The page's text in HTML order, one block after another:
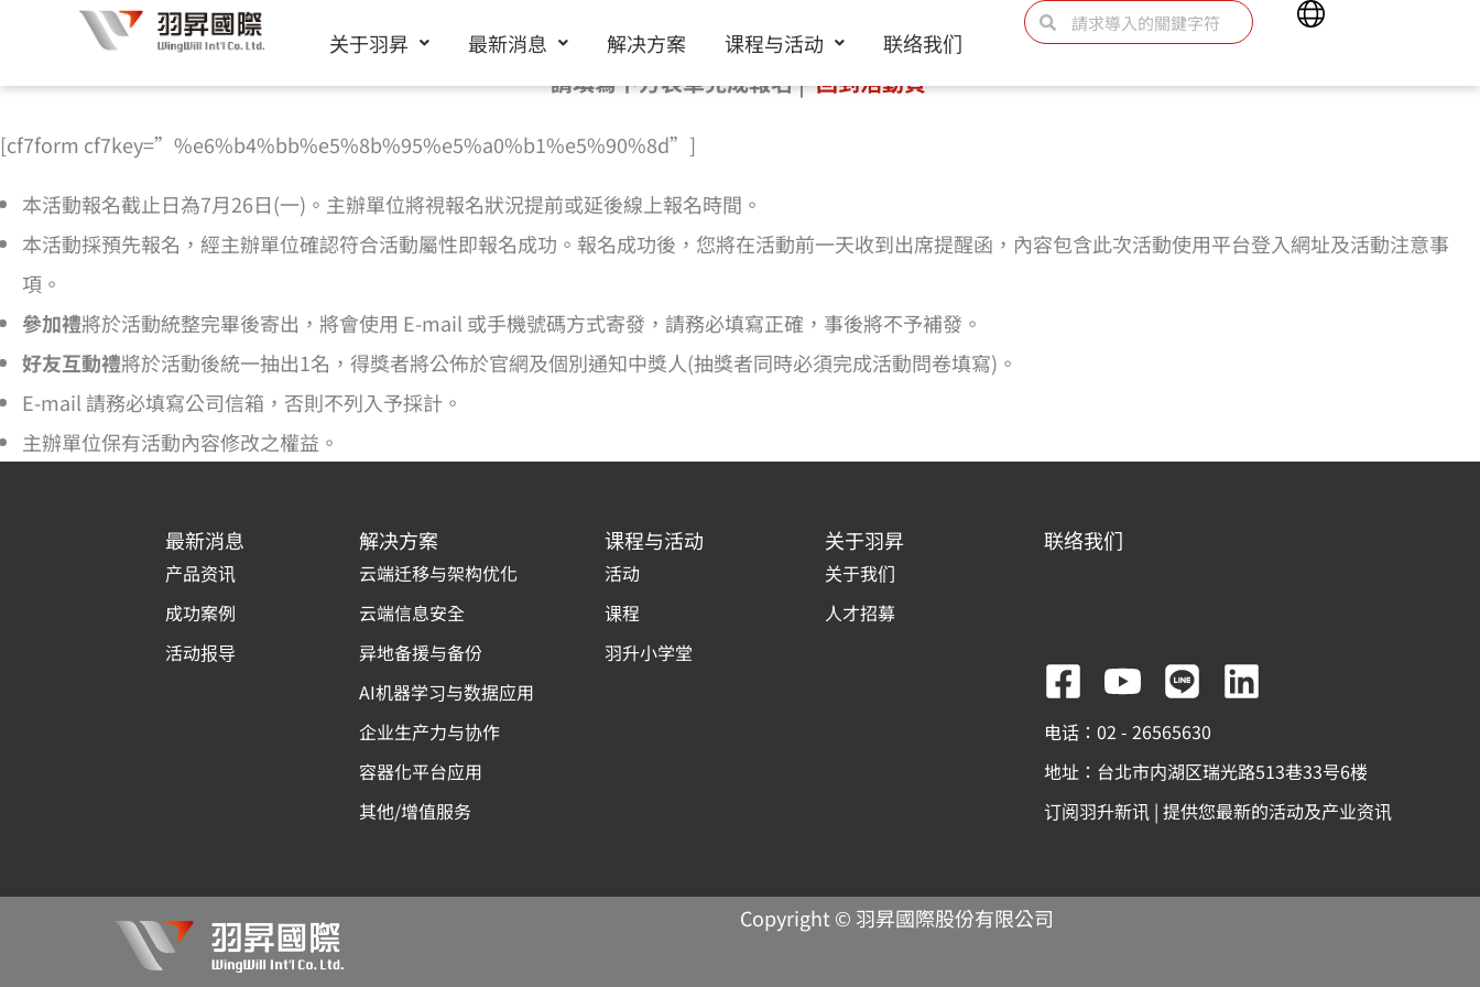
内
容
关于羽昇 最新消息 解决方案 课程与活动 联络我们
SearchSearch
Main
請填寫下方表單完成報名 |回到活動頁
[cf7form cf7key=”%e6%b4%bb%e5%8b%95%e5%a0%b1%e5%90%8d”]
本活動報名截止日為7月26日(一)。主辦單位將視報名狀況提前或延後線上報名時間。
本活動採預先報名，經主辦單位確認符合活動屬性即報名成功。報名成功後，您將在活動前一天收到出席提醒函，內容包含此次活動使用平台登入網址及活動注意事
項。
參加禮將於活動統整完畢後寄出，將會使用 E-mail 或手機號碼方式寄發，請務必填寫正確，事後將不予補發。
好友互動禮將於活動後統一抽出1名，得獎者將公佈於官網及個別通知中獎人(抽獎者同時必須完成活動問卷填寫)。
E-mail 請務必填寫公司信箱，否則不列入予採計。
主辦單位保有活動內容修改之權益。
最新消息
产品资讯
成功案例
活动报导
解决方案
云端迁移与架构优化
云端信息安全
异地备援与备份
AI机器学习与数据应用
企业生产力与协作
容器化平台应用
其他/增值服务
课程与活动
活动
课程
羽升小学堂
关于羽昇
关于我们
人才招募
联络我们
F
a
c
e
b
o
Y
o
u
t
u
e
L
i
n
e
L
n
k
e
i
电话：02 - 26565630
地址：台北市内湖区瑞光路513巷33号6楼
订阅羽升新讯 | 提供您最新的活动及产业资讯
Copyright © 羽昇國際股份有限公司